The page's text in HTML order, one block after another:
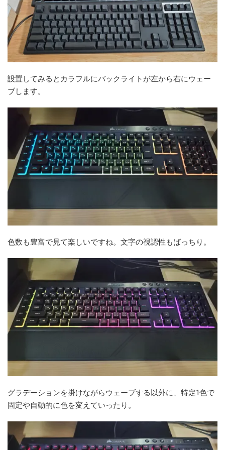
設置してみるとカラフルにバックライトが左から右にウェー
ブします。
色数も豊富で見て楽しいですね。文字の視認性もばっちり。
グラデーションを掛けながらウェーブする以外に、特定1色で
固定や自動的に色を変えていったり。